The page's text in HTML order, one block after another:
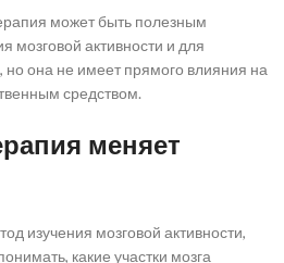
может быть полезным
мозговой активности и для
она не имеет прямого влияния на
средством.
меняет
изучения мозговой активности,
какие участки мозга